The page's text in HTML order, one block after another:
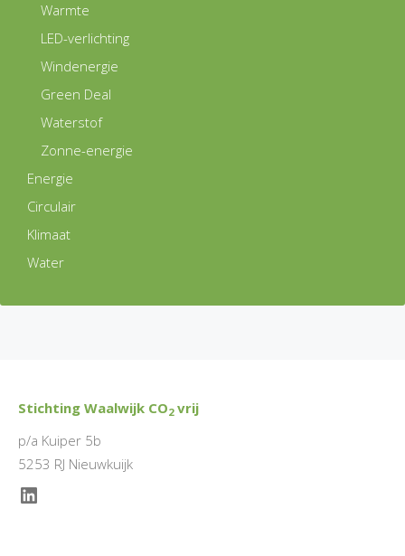
Warmte
LED-verlichting
Windenergie
Green Deal
Waterstof
Zonne-energie
Energie
Circulair
Klimaat
Water
Stichting Waalwijk CO2vrij
p/a Kuiper 5b
5253 RJ Nieuwkuijk
LinkedIn